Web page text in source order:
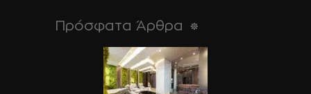
Πρόσφατα Άρθρα